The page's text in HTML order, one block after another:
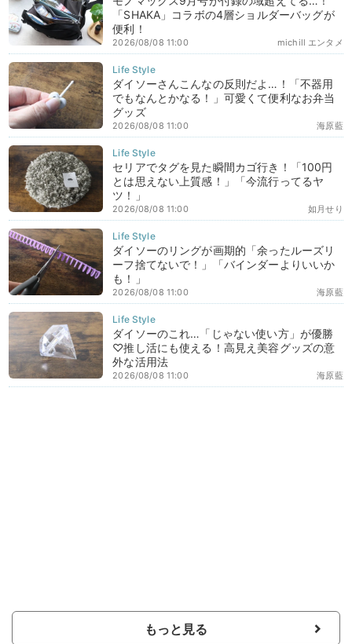
「SHAKA」コラボの4層ショルダーバッグが
便利！
michill エンタメ
2026/08/08 11:00
ダイソーさんこんなの反則だよ…！「不器用
でもなんとかなる！」可愛くて便利なお弁当
グッズ
海原藍
2026/08/08 11:00
セリアでタグを見た瞬間カゴ行き！「100円
とは思えない上質感！」「今流行ってるヤ
ツ！」
如月せり
2026/08/08 11:00
ダイソーのリングが画期的「余ったルーズリ
ーフ捨てないで！」「バインダーよりいいか
も！」
海原藍
2026/08/08 11:00
ダイソーのこれ…「じゃない使い方」が優勝
♡推し活にも使える！高見え美容グッズの意
外な活用法
海原藍
2026/08/08 11:00
もっと見る